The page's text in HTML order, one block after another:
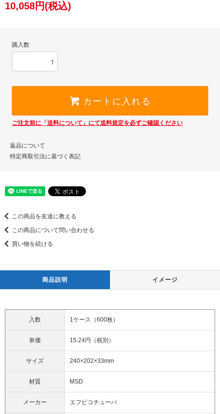
10,058円(税込)
購入数
カートに入れる
ご注文前に「送料について」にて送料規定を必ずご確認ください
返品について
特定商取引法に基づく表記
この商品を友達に教える
この商品について問い合わせる
買い物を続ける
商品説明 イメージ
入数 1ケース（600枚）
単価 15.24円（税別）
サイズ 240×202×33mm
材質 MSD
メーカー エフピコチューパ